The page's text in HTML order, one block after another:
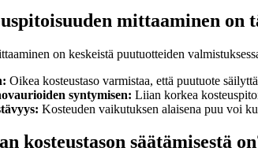
mittaaminen on
on keskeistä puutuotteiden
Oikea kosteustaso varmistaa, että puutuote
syntymisen: Liian korkea
Kosteuden vaikutuksen alaisena puu voi
kosteustason säätämisestä